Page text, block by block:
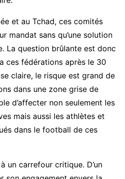
et au Tchad, ces comités
mandat sans qu’une solution
La question brûlante est donc
ces fédérations après le 30
claire, le risque est grand de
dans une zone grise de
d’affecter non seulement les
mais aussi les athlètes et
dans le football de ces
un carrefour critique. D’un